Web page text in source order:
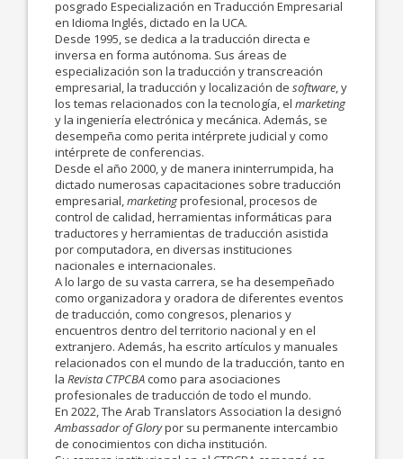
posgrado Especialización en Traducción Empresarial
en Idioma Inglés, dictado en la UCA.
Desde 1995, se dedica a la traducción directa e
inversa en forma autónoma. Sus áreas de
especialización son la traducción y transcreación
empresarial, la traducción y localización de software, y
los temas relacionados con la tecnología, el marketing
y la ingeniería electrónica y mecánica. Además, se
desempeña como perita intérprete judicial y como
intérprete de conferencias.
Desde el año 2000, y de manera ininterrumpida, ha
dictado numerosas capacitaciones sobre traducción
empresarial,marketingprofesional, procesos de
control de calidad, herramientas informáticas para
traductores y herramientas de traducción asistida
por computadora, en diversas instituciones
nacionales e internacionales.
A lo largo de su vasta carrera, se ha desempeñado
como organizadora y oradora de diferentes eventos
de traducción, como congresos, plenarios y
encuentros dentro del territorio nacional y en el
extranjero. Además, ha escrito artículos y manuales
relacionados con el mundo de la traducción, tanto en
la Revista CTPCBA como para asociaciones
profesionales de traducción de todo el mundo.
En 2022, The Arab Translators Association la designó
Ambassador of Glorypor su permanente intercambio
de conocimientos con dicha institución.